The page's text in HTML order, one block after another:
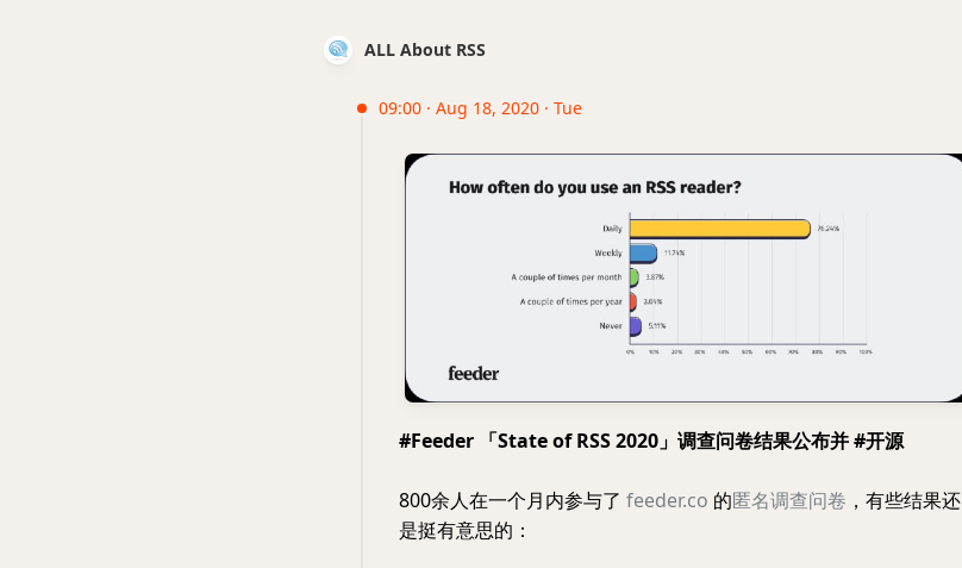
ALL About RSS
09:00 · Aug 18, 2020 · Tue
#Feeder 「State of RSS 2020」调查问卷结果公布并 #开源
800余人在一个月内参与了 feeder.co 的匿名调查问卷 ，有些结果还
是挺有意思的：